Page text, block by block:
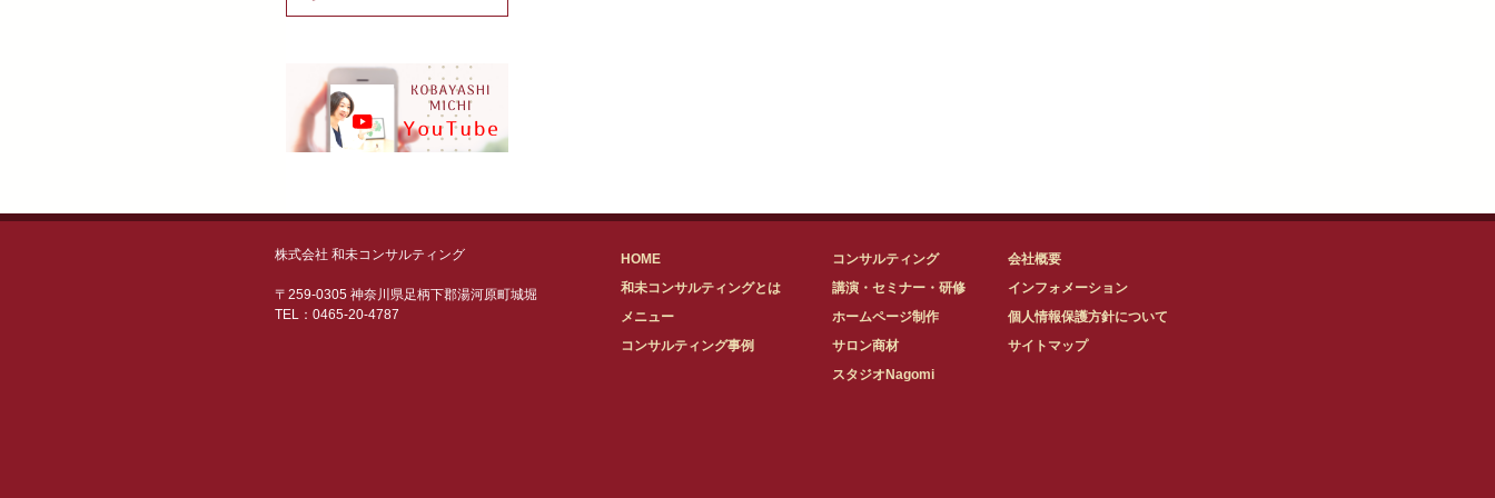
株式会社 和未コンサルティング
〒259-0305 神奈川県足柄下郡湯河原町城堀
TEL：0465-20-4787
HOME
和未コンサルティングとは
メニュー
コンサルティング事例
コンサルティング
講演・セミナー・研修
ホームページ制作
サロン商材
スタジオNagomi
会社概要
インフォメーション
個人情報保護方針について
サイトマップ